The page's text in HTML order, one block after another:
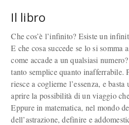
Il libro
Che cos’è l’infinito? Esiste un
E che cosa succede se lo si somma
come accade a un qualsiasi
tanto semplice quanto inafferrabile.
riesce a coglierne l’essenza, e
aprire la possibilità di un viaggio
Eppure in matematica, nel mondo
dell’astrazione, definire e